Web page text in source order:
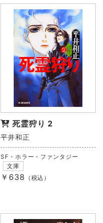
死霊狩り 2
平井和正
SF・ホラー・ファンタジー
文庫
￥638 （税込）